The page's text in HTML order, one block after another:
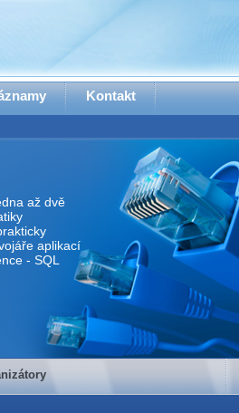
Kontakt
až dvě
aplikací
- SQL